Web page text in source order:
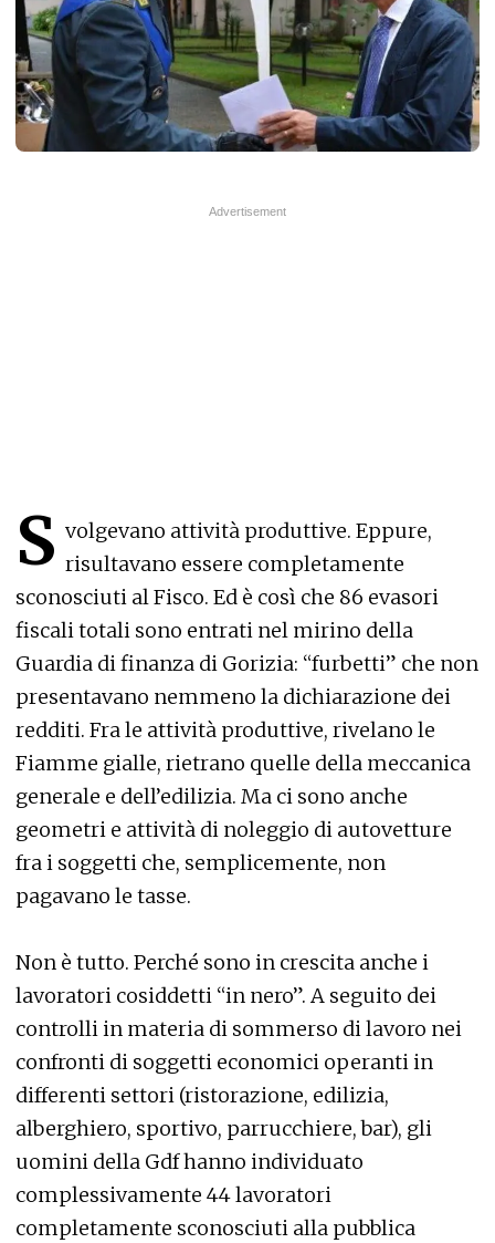
S volgevano attività produttive. Eppure,
risultavano essere completamente
sconosciuti al Fisco. Ed è così che 86 evasori
fiscali totali sono entrati nel mirino della
Guardia di finanza di Gorizia: “furbetti” che non
presentavano nemmeno la dichiarazione dei
redditi. Fra le attività produttive, rivelano le
Fiamme gialle, rietrano quelle della meccanica
generale e dell’edilizia. Ma ci sono anche
geometri e attività di noleggio di autovetture
fra i soggetti che, semplicemente, non
pagavano le tasse.
Non è tutto. Perché sono in crescita anche i
lavoratori cosiddetti “in nero”. A seguito dei
controlli in materia di sommerso di lavoro nei
confronti di soggetti economici operanti in
differenti settori (ristorazione, edilizia,
alberghiero, sportivo, parrucchiere, bar), gli
uomini della Gdf hanno individuato
complessivamente 44 lavoratori
completamente sconosciuti alla pubblica